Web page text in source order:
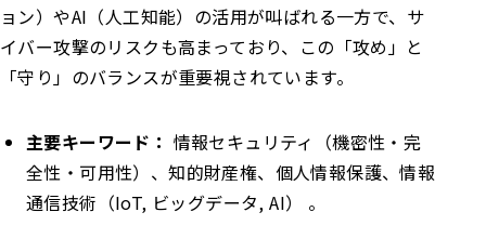
ョン）やAI（人工知能）の活用が叫ばれる一方で、サ
イバー攻撃のリスクも高まっており、この「攻め」と
「守り」のバランスが重要視されています。
主要キーワード： 情報セキュリティ（機密性・完
全性・可用性）、知的財産権、個人情報保護、情報
通信技術（IoT, ビッグデータ, AI） 。